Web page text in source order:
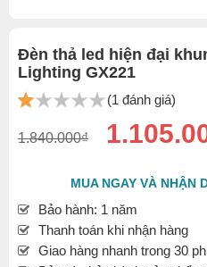
Đèn thả led hiện đại
Lighting GX221
(1 đánh giá)
1.840.000₫
MUA NGAY VÀ NHẬN
Bảo hành: 1 năm
Thanh toán khi nhận hàng
Giao hàng nhanh trong 30